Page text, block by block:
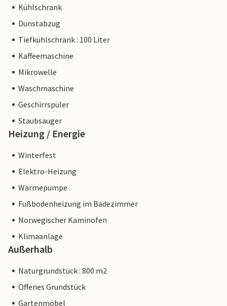
Kühlschrank
Dunstabzug
Tiefkühlschrank : 100 Liter
Kaffeemaschine
Mikrowelle
Waschmaschine
Geschirrspüler
Staubsauger
Heizung / Energie
Winterfest
Elektro-Heizung
Wärmepumpe
Fußbodenheizung im Badezimmer
Norwegischer Kaminofen
Klimaanlage
Außerhalb
Naturgrundstück : 800 m2
Offenes Grundstück
Gartenmöbel